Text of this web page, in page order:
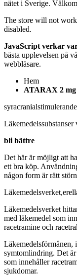
nätet i Sverige.
The store will not
disabled.
JavaScript verkar
bästa upplevelsen på
webbläsare.
Hem
ATARAX 2
bli bättre
Det här är möjligt att
ett bra köp.
någon form är rätt
Läkemedelsverket
med läkemedel som
racetramine och
Läkemedelsförmånen,
symtomlindring. Det
som innehåller
sjukdomar.